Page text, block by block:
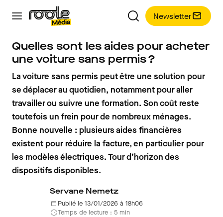
Newsletter
Quelles sont les aides pour acheter
une voiture sans permis ?
La voiture sans permis peut être une solution pour
se déplacer au quotidien, notamment pour aller
travailler ou suivre une formation. Son coût reste
toutefois un frein pour de nombreux ménages.
Bonne nouvelle : plusieurs aides financières
existent pour réduire la facture, en particulier pour
les modèles électriques. Tour d’horizon des
dispositifs disponibles.
Servane Nemetz
Publié le 13/01/2026 à 18h06
Temps de lecture : 5 min